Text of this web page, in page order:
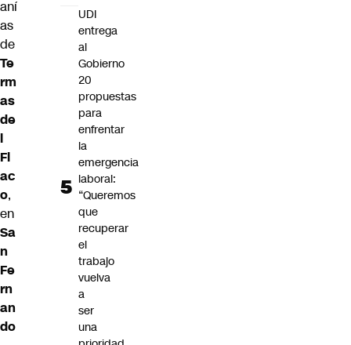
aní
as
de
Te
rm
as
de
l
Fl
ac
o,
en
Sa
n
Fe
rn
an
do
UDI
entrega
al
Gobierno
20
propuestas
para
enfrentar
la
emergencia
laboral:
“Queremos
que
recuperar
el
trabajo
vuelva
a
ser
una